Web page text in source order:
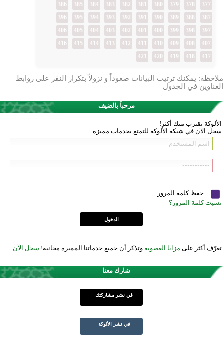
377
378
379
380
381
382
383
384
385
386
387
388
389
390
391
392
393
394
395
396
397
398
399
400
401
402
403
404
405
406
407
408
409
410
411
412
413
414
415
416
417
418
419
420
421
ملاحظة: يمكنك ترتيب البيانات صعوداً و نزولاً بتكرار النقر على روابط
العناوين في الجدول
مرحباً بالضيف
الألوكة تقترب منك أكثر!
سجل الآن في شبكة الألوكة للتمتع بخدمات مميزة.
حفظ كلمة المرور
نسيت كلمة المرور؟
تعرّف أكثر على مزايا العضوية وتذكر أن جميع خدماتنا المميزة مجانية! سجل الآن.
شارك معنا
في نشر مشاركتك
في نشر الألوكة